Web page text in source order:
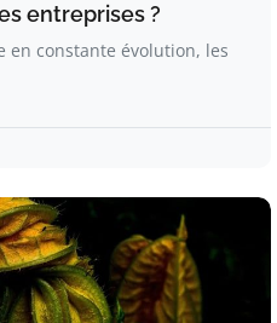
entreprises ?
en constante évolution, les